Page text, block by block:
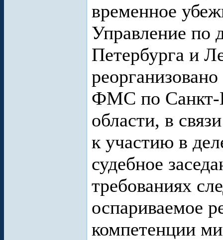
временное
Управление по
Петербурга и
ФМС по Санкт-
области, в
к участию в
судебное
требованиях
оспариваемое
компетенции